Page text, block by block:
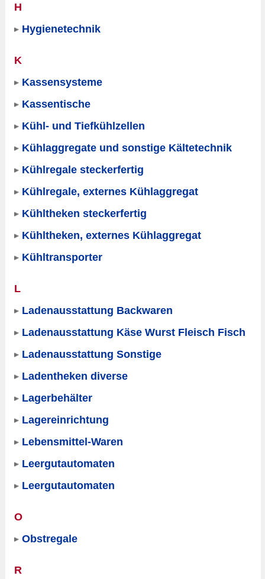
H
Hygienetechnik
K
Kassensysteme
Kassentische
Kühl- und Tiefkühlzellen
Kühlaggregate und sonstige Kältetechnik
Kühlregale steckerfertig
Kühlregale, externes Kühlaggregat
Kühltheken steckerfertig
Kühltheken, externes Kühlaggregat
Kühltransporter
L
Ladenausstattung Backwaren
Ladenausstattung Käse Wurst Fleisch Fisch
Ladenausstattung Sonstige
Ladentheken diverse
Lagerbehälter
Lagereinrichtung
Lebensmittel-Waren
Leergutautomaten
Leergutautomaten
O
Obstregale
R